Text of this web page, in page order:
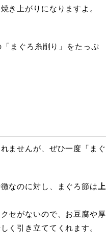
き上がりになりますよ。
まぐろ糸削り」をたっぷ
ませんが、ぜひ一度「まぐ
なのに対し、まぐろ節は 上
セがないので、お豆腐や厚
く引き立ててくれます。